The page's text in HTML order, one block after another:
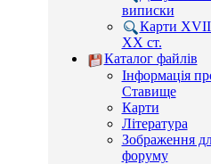
виписки
Карти
XX ст.
Каталог файлів
Інформація
Ставище
Карти
Література
Зображення
форуму